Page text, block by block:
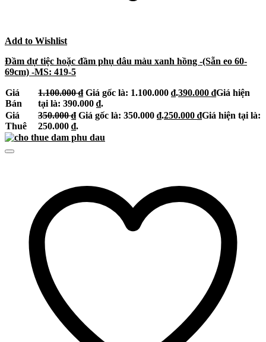
Add to Wishlist
Đầm dự tiệc hoặc đầm phụ dâu màu xanh hồng -(Sẵn eo 60-
69cm) -MS: 419-5
Giá
Bán
1.100.000₫ Giá gốc là: 1.100.000 ₫.390.000 ₫Giá hiện
tại là: 390.000 ₫.
Giá
Thuê
350.000₫ Giá gốc là: 350.000 ₫.250.000 ₫Giá hiện tại là:
250.000 ₫.